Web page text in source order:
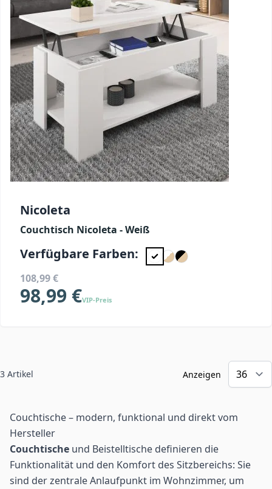
Nicoleta
Couchtisch Nicoleta - Weiß
Verfügbare Farben:
108,99 €
98,99 €VIP-Preis
3 Artikel Anzeigen
Couchtische – modern, funktional und direkt vom
Hersteller
Couchtische und Beistelltische definieren die
Funktionalität und den Komfort des Sitzbereichs: Sie
sind der zentrale Anlaufpunkt im Wohnzimmer, um